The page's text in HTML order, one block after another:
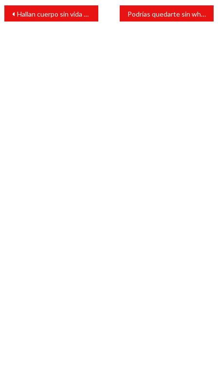
Navegación
entradas
Hallan cuerpo sin vida de un masculino sobre el río que cruza Chuniapan de Abajo Podrías quedarte sin whatsapp, la aplicación dejará de funcionar en estos dispositivos